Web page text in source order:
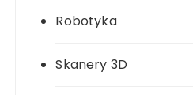
Robotyka
Skanery 3D